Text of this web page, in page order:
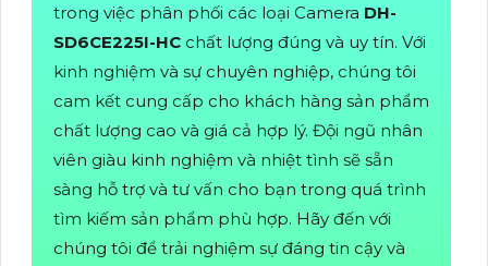
trong việc phân phối các loại Camera DH-
SD6CE225I-HC chất lượng đúng và uy tín. Với
kinh nghiệm và sự chuyên nghiệp, chúng tôi
cam kết cung cấp cho khách hàng sản phẩm
chất lượng cao và giá cả hợp lý. Đội ngũ nhân
viên giàu kinh nghiệm và nhiệt tình sẽ sẵn
sàng hỗ trợ và tư vấn cho bạn trong quá trình
tìm kiếm sản phẩm phù hợp. Hãy đến với
chúng tôi để trải nghiệm sự đáng tin cậy và